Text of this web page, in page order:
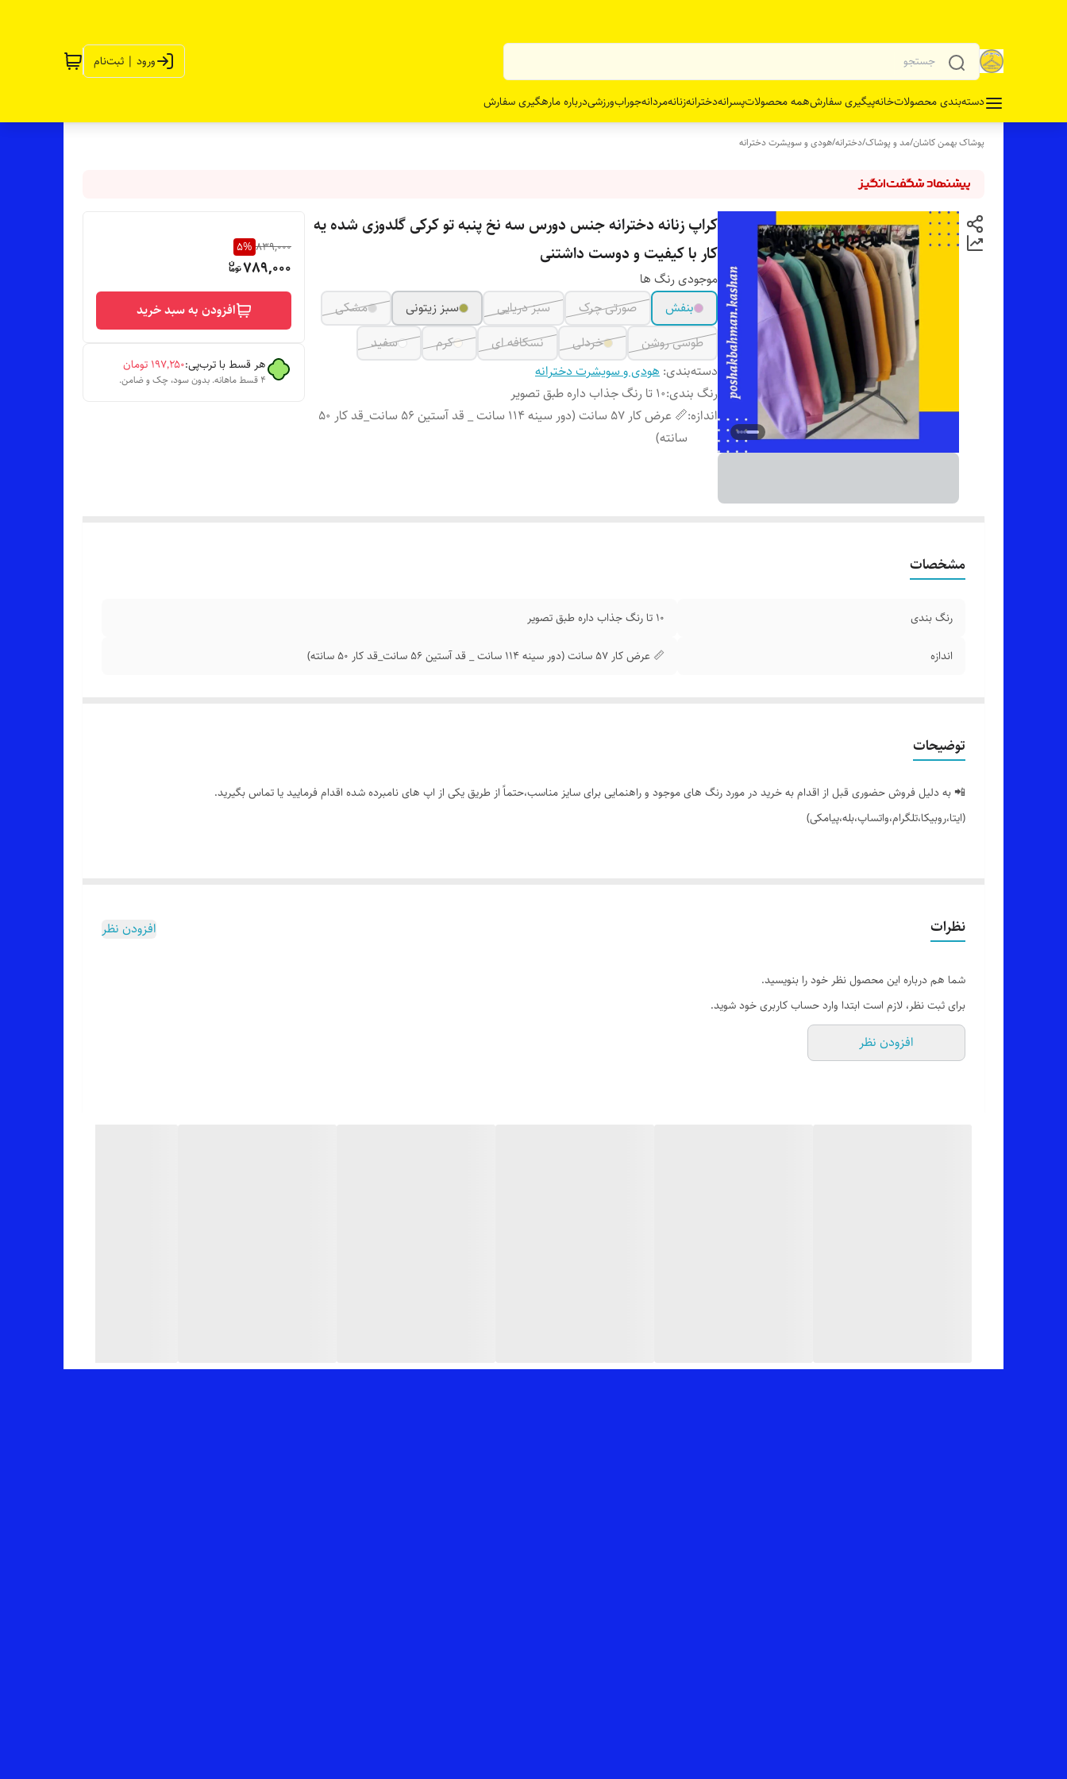
ورود | ثبت‌نام
دسته‌بندی محصولاتخانهپیگیری سفارشهمه محصولاتپسرانهدخترانهزنانهمردانهجورابورزشیدرباره مارهگیری سفارش
پوشاک بهمن کاشان/مد و پوشاک/دخترانه/هودی و سویشرت دخترانه
کراپ زنانه دخترانه جنس دورس سه نخ پنبه تو کرکی گلدوزی شده یه
کار با کیفیت و دوست داشتنی
موجودی رنگ ها
بنفش
صورتی چرک سبز دریایی سبز زیتونی
مشکی
طوسی روشن
خردلی نسکافه ای کرم
سفید
دسته‌بندی: هودی و سویشرت دخترانه
رنگ بندی:10 تا رنگ جذاب داره طبق تصویر
اندازه:
📏 عرض کار 57 سانت (دور سینه 114 سانت _ قد آستین 56 سانت_قد کار 50
سانته)
839,000
5%
789,000
افزودن به سبد خرید
هر قسط با ترب‌پی:۱۹۷٬۲۵۰ تومان
۴ قسط ماهانه. بدون سود، چک و ضامن.
مشخصات
رنگ بندی 10 تا رنگ جذاب داره طبق تصویر
اندازه 📏 عرض کار 57 سانت (دور سینه 114 سانت _ قد آستین 56 سانت_قد کار 50 سانته)
توضیحات
📲 به دلیل فروش حضوری قبل از اقدام به خرید در مورد رنگ های موجود و راهنمایی برای سایز مناسب،حتماً از طریق یکی از اپ های نامبرده شده اقدام فرمایید یا تماس بگیرید.
(ایتا،روبیکا،تلگرام،واتساپ،بله،پیامکی)
👌 جنسش: دورس 3 نخ پنبه تو کرکی،بسیار نرم و راحت
✂️ سایز بندیش: فری سایزه مناسب 40_42 (یه ذره آزاد و لش) تا 46
نظرات افزودن نظر
شما هم درباره این محصول نظر خود را بنویسید.
برای ثبت نظر، لازم است ابتدا وارد حساب کاربری خود شوید.
افزودن نظر